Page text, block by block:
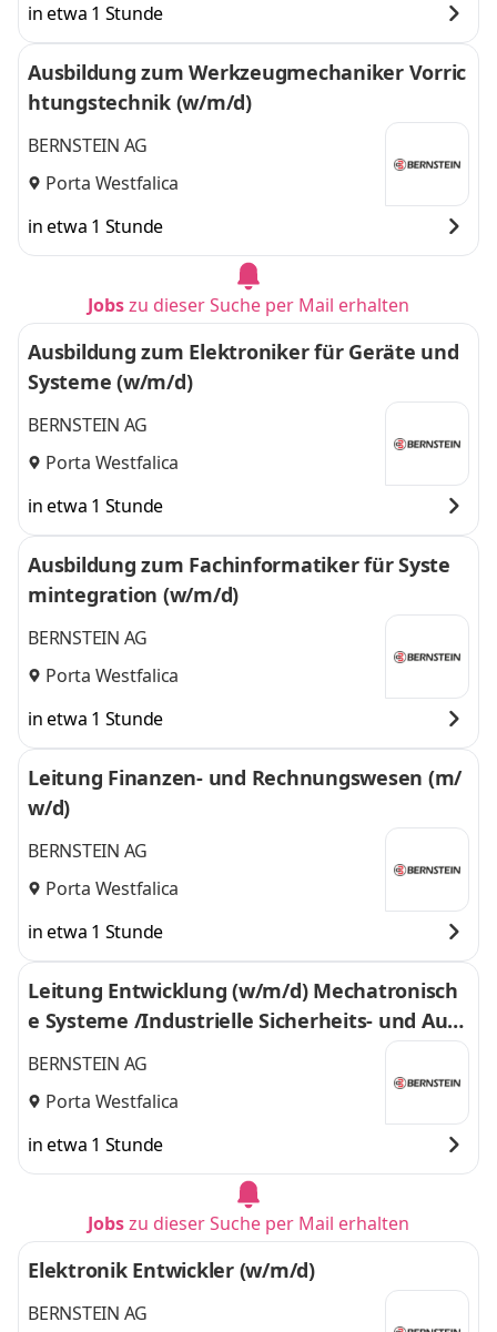
in etwa 1 Stunde
Ausbildung zum Werkzeugmechaniker Vorric
htungstechnik (w/m/d)
BERNSTEIN AG
Porta Westfalica
in etwa 1 Stunde
Jobszu dieser Suche per Mail erhalten
Ausbildung zum Elektroniker für Geräte und
Systeme (w/m/d)
BERNSTEIN AG
Porta Westfalica
in etwa 1 Stunde
Ausbildung zum Fachinformatiker für Syste
mintegration (w/m/d)
BERNSTEIN AG
Porta Westfalica
in etwa 1 Stunde
Leitung Finanzen- und Rechnungswesen (m/
w/d)
BERNSTEIN AG
Porta Westfalica
in etwa 1 Stunde
Leitung Entwicklung (w/m/d) Mechatronisch
e Systeme /Industrielle Sicherheits- und Auto
matisierungstechnik
BERNSTEIN AG
Porta Westfalica
in etwa 1 Stunde
Jobszu dieser Suche per Mail erhalten
Elektronik Entwickler (w/m/d)
BERNSTEIN AG